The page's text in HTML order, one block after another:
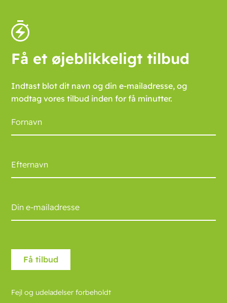
Få et øjeblikkeligt tilbud
Indtast blot dit navn og din e-mailadresse, og
modtag vores tilbud inden for få minutter.
Fejl og udeladelser forbeholdt